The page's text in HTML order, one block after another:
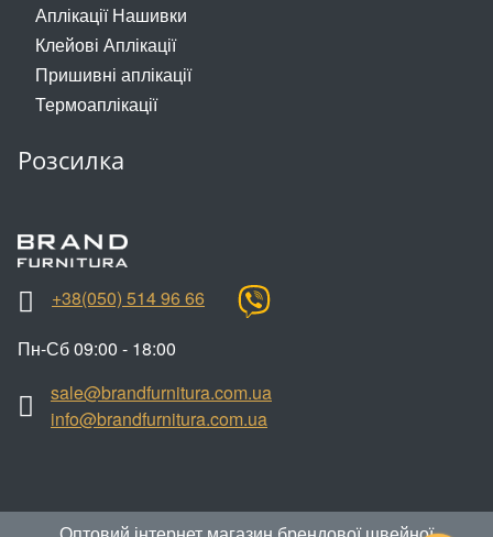
Аплікації Нашивки
Клейові Аплікації
Пришивні аплікації
Термоаплікації
Розсилка
+38(050) 514 96 66
Пн-Сб 09:00 - 18:00
sale@brandfurnitura.com.ua
info@brandfurnitura.com.ua